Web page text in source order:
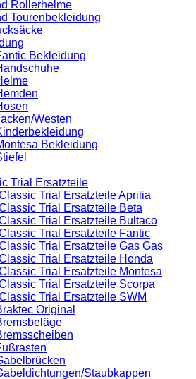
Rollerhelme
Tourenbekleidung
Bekleidung
Westen
Bekleidung
Trial Ersatzteile
Trial Ersatzteile Aprilia
Trial Ersatzteile Beta
Trial Ersatzteile Bultaco
Trial Ersatzteile Fantic
Trial Ersatzteile Gas Gas
Trial Ersatzteile Honda
Trial Ersatzteile Montesa
Trial Ersatzteile Scorpa
Trial Ersatzteile SWM
Original
Staubkappen